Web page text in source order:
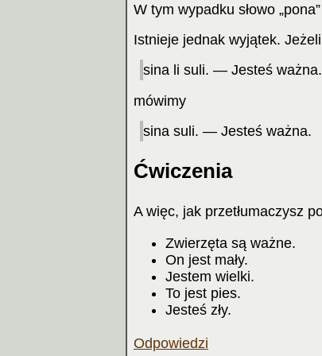
W tym wypadku słowo
Istnieje jednak wyjątek. Jeżeli
sina li suli. — Jesteś ważna.
mówimy
sina suli. — Jesteś ważna.
Ćwiczenia
A więc, jak przetłumaczysz
Zwierzęta są ważne.
On jest mały.
Jestem wielki.
To jest pies.
Jesteś zły.
Odpowiedzi